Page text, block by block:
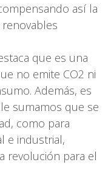
así la
que es una
no emite CO2 ni
Además, es
sumamos que se
como para
e industrial,
revolución para el